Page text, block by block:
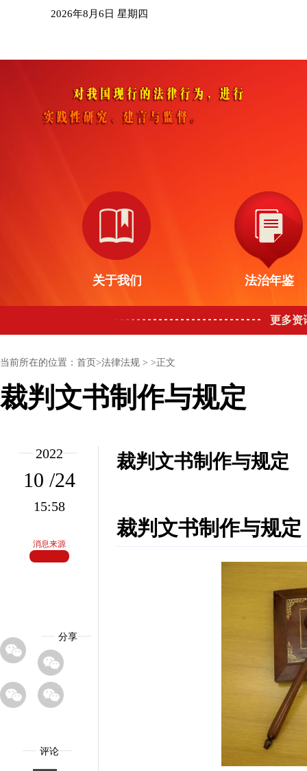
2026年8月6日 星期四
关于我们 法治年鉴
更多资
当前所在的位置：首页>法律法规 > >正文
裁判文书制作与规定
2022
10 /24
15:58
消息来源
分享
评论
裁判文书制作与规定
裁判文书制作与规定